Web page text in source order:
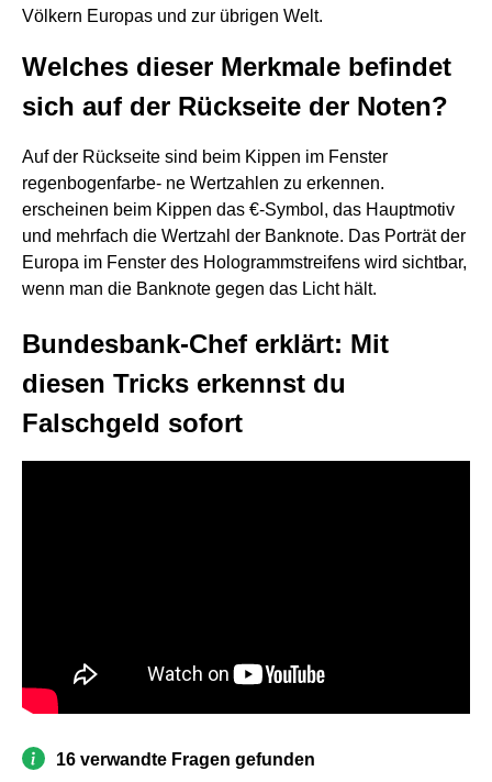
Völkern Europas und zur übrigen Welt.
Welches dieser Merkmale befindet
sich auf der Rückseite der Noten?
Auf der Rückseite sind beim Kippen im Fenster
regenbogenfarbe- ne Wertzahlen zu erkennen.
erscheinen beim Kippen das €-Symbol, das Hauptmotiv
und mehrfach die Wertzahl der Banknote. Das Porträt der
Europa im Fenster des Hologrammstreifens wird sichtbar,
wenn man die Banknote gegen das Licht hält.
Bundesbank-Chef erklärt: Mit
diesen Tricks erkennst du
Falschgeld sofort
16 verwandte Fragen gefunden